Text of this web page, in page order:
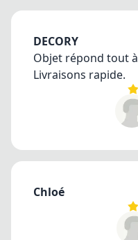
DECORY
Objet répond tout
Livraisons rapide.
Chloé